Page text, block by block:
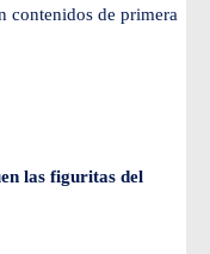
contenidos de primera
las figuritas del